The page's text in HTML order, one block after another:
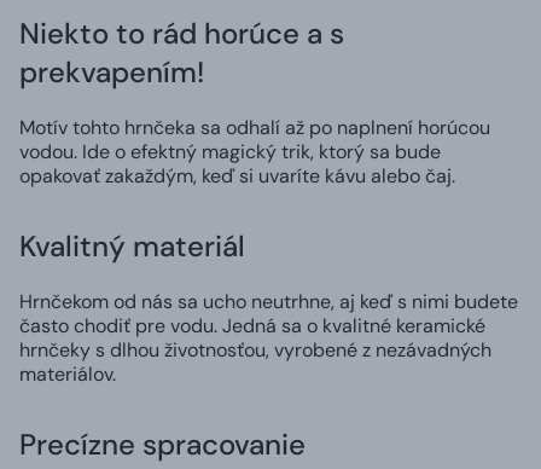
Niekto to rád horúce a s
prekvapením!
Motív tohto hrnčeka sa odhalí až po naplnení horúcou
vodou. Ide o efektný magický trik, ktorý sa bude
opakovať zakaždým, keď si uvaríte kávu alebo čaj.
Kvalitný materiál
Hrnčekom od nás sa ucho neutrhne, aj keď s nimi budete
často chodiť pre vodu. Jedná sa o kvalitné keramické
hrnčeky s dlhou životnosťou, vyrobené z nezávadných
materiálov.
Precízne spracovanie